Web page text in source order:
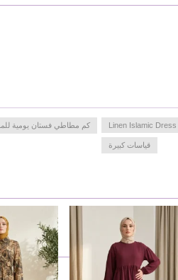
كم مطاطي فستان يومية Linen Islamic Dress
قياسات كبيرة